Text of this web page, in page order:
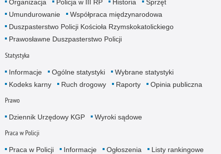
Organizacja
Policja w III RP Historia
Sprzęt
Umundurowanie
Współpraca międzynarodowa
Duszpasterstwo Policji Kościoła Rzymskokatolickiego
Prawosławne Duszpasterstwo Policji
Statystyka
Informacje Ogólne statystyki
Wybrane statystyki
Kodeks karny
Ruch drogowy Raporty Opinia publiczna
Prawo
Dziennik Urzędowy KGP Wyroki sądowe
Praca w Policji
Praca w Policji Informacje Ogłoszenia
Listy rankingowe